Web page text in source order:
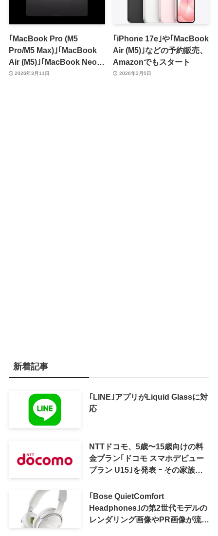
｢MacBook Pro (M5
Pro/M5 Max)｣｢MacBook
Air (M5)｣｢MacBook Neo｣
のUS配列キーボードは
2026年3月11日
｢iPhone 17e｣や｢MacBook
Air (M5)｣などの予約販売、
Amazonでもスタート
2026年3月5日
新着記事
｢LINE｣アプリがLiquid Glassに対
応
NTTドコモ、5歳〜15歳向けの料
金プラン｢ドコモ スマホデビュー
プラン U15｣を発表 ｰ その家族が
｢Bose QuietComfort
Headphones｣の第2世代モデルの
レンダリング画像やPR画像が流出